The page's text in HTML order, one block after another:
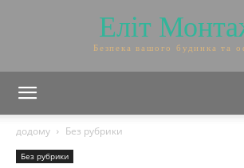
Еліт
Безпека вашого будинка та
додому Без рубрики
Без рубрики